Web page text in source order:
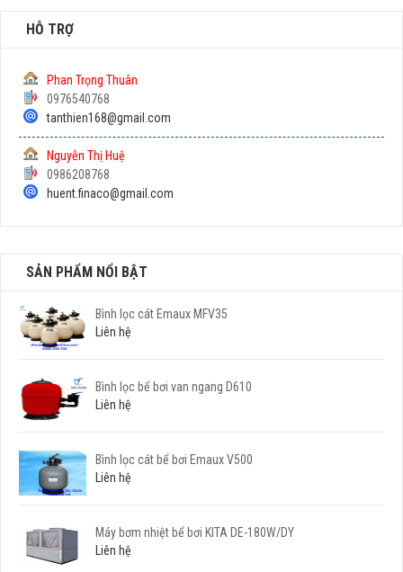
HỖ TRỢ
Phan Trọng Thuân
0976540768
tanthien168@gmail.com
Nguyễn Thị Huệ
0986208768
huent.finaco@gmail.com
SẢN PHẨM NỔI BẬT
Bình lọc cát Emaux MFV35
Liên hệ
Bình lọc bể bơi van ngang D610
Liên hệ
Bình lọc cát bể bơi Emaux V500
Liên hệ
Máy bơm nhiệt bể bơi KITA DE-180W/DY
Liên hệ